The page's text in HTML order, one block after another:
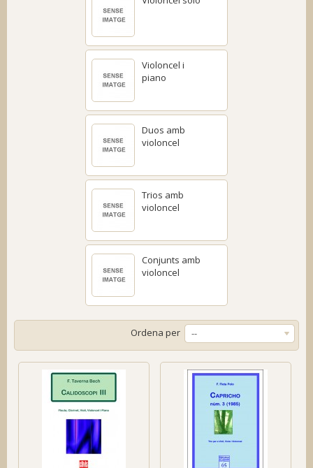
Violoncel i
piano
Duos amb
violoncel
Trios amb
violoncel
Conjunts amb
violoncel
Ordena per --